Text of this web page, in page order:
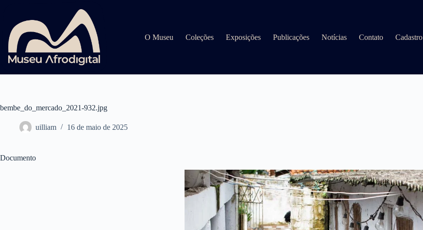
conteúdo
O Museu
Coleções Exposições Publicações Notícias Contato Cadastro
bembe_do_mercado_2021-932.jpg
uilliam 16 de maio de 2025
Documento